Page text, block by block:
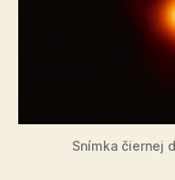
Snímka čiernej